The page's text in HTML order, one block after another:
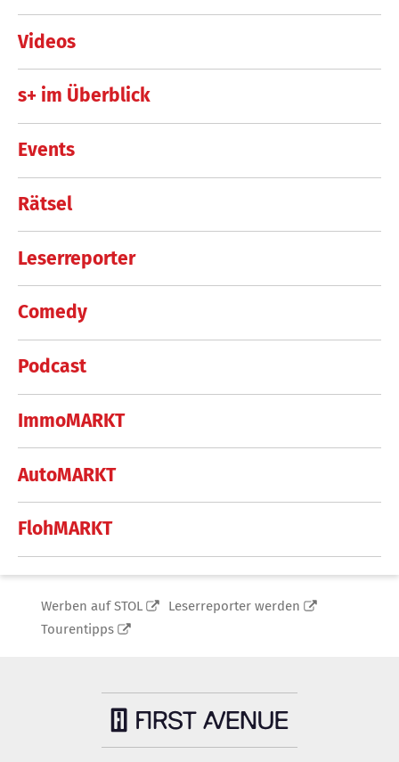
Videos
s+ im Überblick
Events
Rätsel
Leserreporter
Comedy
Podcast
ImmoMARKT
AutoMARKT
FlohMARKT
Werben auf STOL
Leserreporter werden
Tourentipps